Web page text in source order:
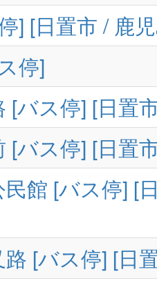
] [日置市 / 鹿
停]
[バス停] [日置
[バス停] [日置
館 [バス停] [
[バス停] [日